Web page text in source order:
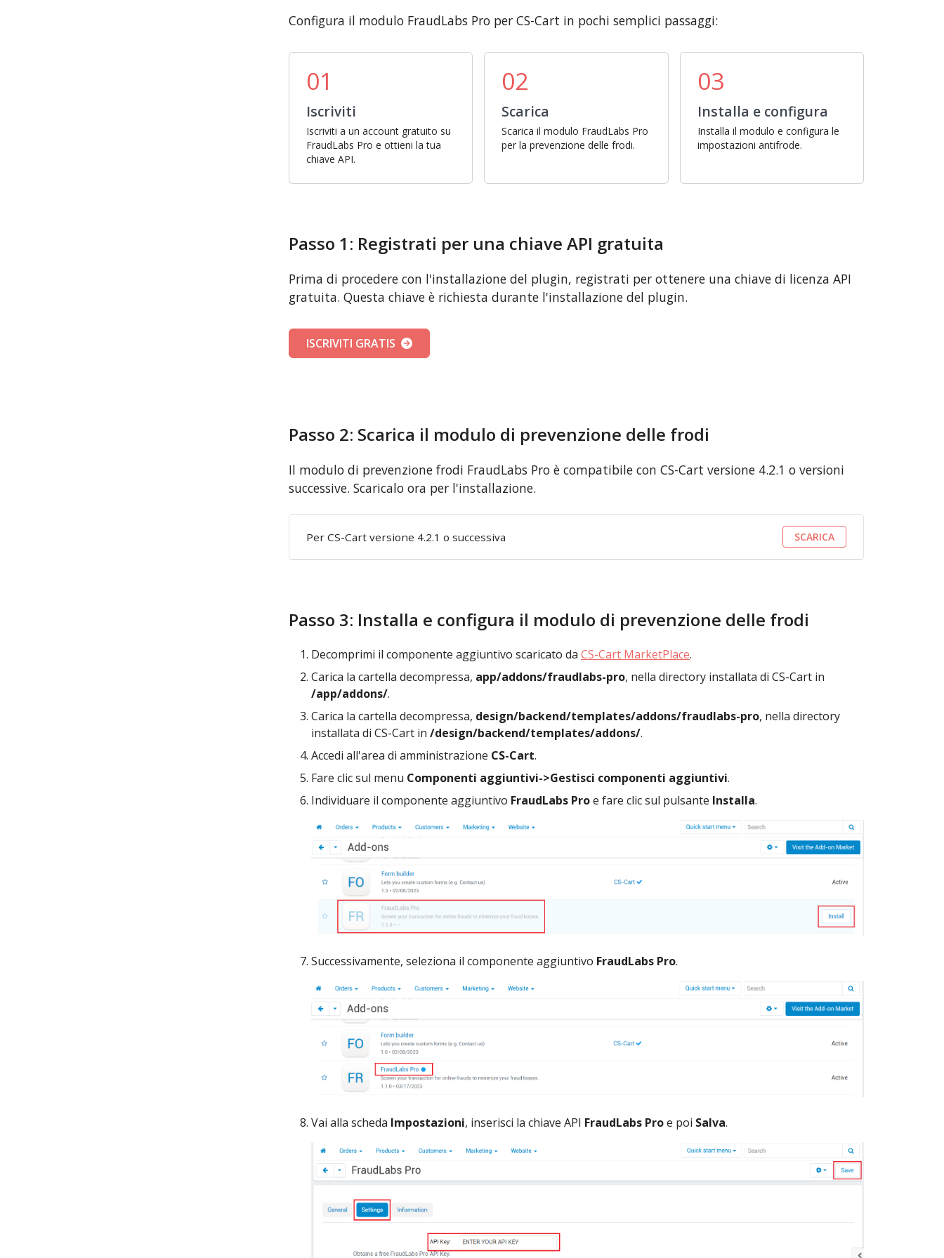
Configura il modulo FraudLabs Pro per CS-Cart in pochi semplici passaggi:
01
Iscriviti
Iscriviti a un account gratuito su
FraudLabs Pro e ottieni la tua
chiave API.
02
Scarica
Scarica il modulo FraudLabs Pro
per la prevenzione delle frodi.
03
Installa e configura
Installa il modulo e configura le
impostazioni antifrode.
Passo 1: Registrati per una chiave API gratuita
Prima di procedere con l'installazione del plugin, registrati per ottenere una chiave di licenza API
gratuita. Questa chiave è richiesta durante l'installazione del plugin.
ISCRIVITI GRATIS
Passo 2: Scarica il modulo di prevenzione delle frodi
Il modulo di prevenzione frodi FraudLabs Pro è compatibile con CS-Cart versione 4.2.1 o versioni
successive. Scaricalo ora per l'installazione.
Per CS-Cart versione 4.2.1 o successiva SCARICA
Passo 3: Installa e configura il modulo di prevenzione delle frodi
Decomprimi il componente aggiuntivo scaricato da CS-Cart MarketPlace.
Carica la cartella decompressa, app/addons/fraudlabs-pro, nella directory installata di CS-Cart in
/app/addons/.
Carica la cartella decompressa, design/backend/templates/addons/fraudlabs-pro, nella directory
installata di CS-Cart in /design/backend/templates/addons/.
Accedi all'area di amministrazione CS-Cart.
Fare clic sul menu Componenti aggiuntivi->Gestisci componenti aggiuntivi.
Individuare il componente aggiuntivo FraudLabs Proe fare clic sul pulsante Installa.
Successivamente, seleziona il componente aggiuntivo FraudLabs Pro.
Vai alla scheda Impostazioni, inserisci la chiave API FraudLabs Proe poi Salva.